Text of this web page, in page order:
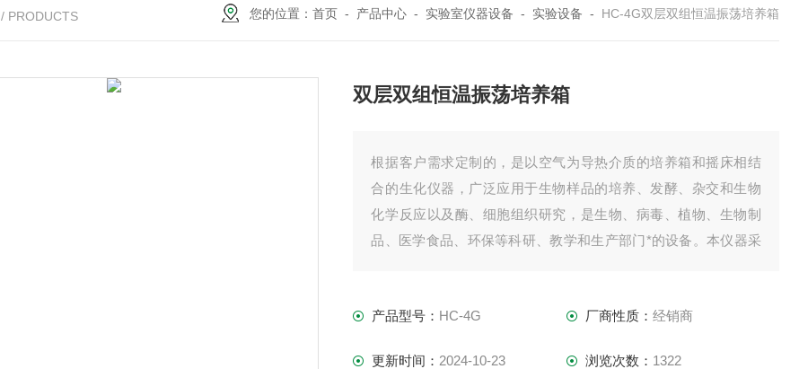
/ PRODUCTS 您的位置： 首页 - 产品中心 - 实验室仪器设备 - 实验设备 - HC-4G双层双组恒温振荡培养箱
双层双组恒温振荡培养箱
根据客户需求定制的，是以空气为导热介质的培养箱和摇床相结
合的生化仪器，广泛应用于生物样品的培养、发酵、杂交和生物
化学反应以及酶、细胞组织研究，是生物、病毒、植物、生物制
品、医学食品、环保等科研、教学和生产部门*的设备。本仪器采
产品型号： HC-4G 厂商性质： 经销商
更新时间： 2024-10-23 浏览次数： 1322